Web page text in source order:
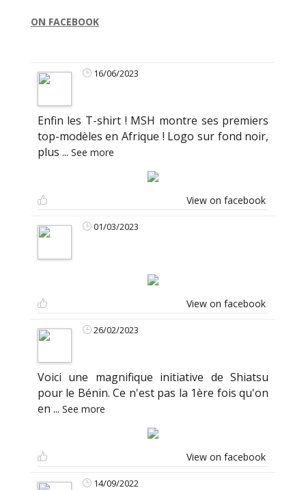
ON FACEBOOK
16/06/2023
Enfin les T-shirt ! MSH montre ses premiers
top-modèles en Afrique ! Logo sur fond noir,
plus ... See more
View on facebook
01/03/2023
View on facebook
26/02/2023
Voici une magnifique initiative de Shiatsu
pour le Bénin. Ce n'est pas la 1ère fois qu'on
en ... See more
View on facebook
14/09/2022